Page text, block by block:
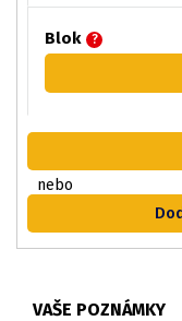
VAŠE POZNÁMKY
Blok ?
nebo